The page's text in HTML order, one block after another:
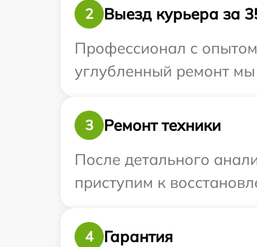
2
Выезд курьера за
Профессионал с опытом
углубленный ремонт
3
Ремонт техники
После детального
приступим к
4
Гарантия